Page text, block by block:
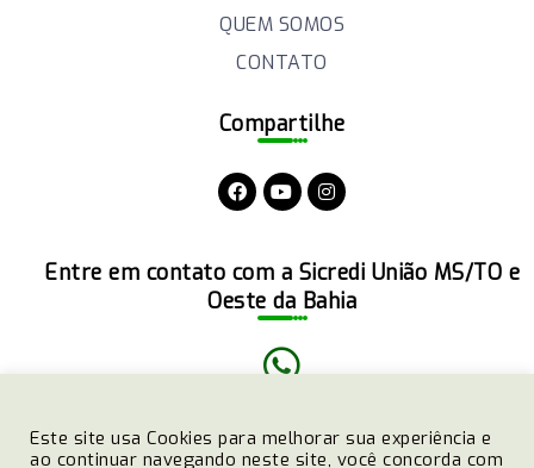
QUEM SOMOS
CONTATO
Compartilhe
Entre em contato com a Sicredi União MS/TO e
Oeste da Bahia
(51)3358-4770
Este site usa Cookies para melhorar sua experiência e
ao continuar navegando neste site, você concorda com